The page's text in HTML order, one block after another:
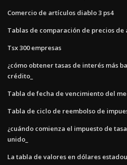
Comercio de artículos diablo 3 ps4
Tablas de comparación de precios de
Tsx 300 empresas
¿cómo obtener tasas de interés más
crédito_
Tabla de fecha de vencimiento del
Tabla de ciclo de reembolso de
¿cuándo comienza el impuesto de
unido_
La tabla de valores en dólares